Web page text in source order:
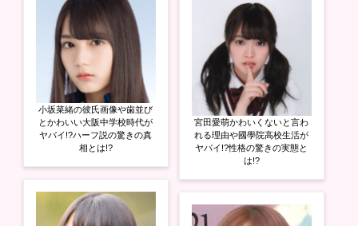
小坂菜緒の彼氏画像や歯並び
とかわいい大阪中学校時代が
ヤバイ!?ハーフ説の驚きの真
相とは!?
宮田愛萌かわいくないと言わ
れる理由や國學院高校生活が
ヤバイ!?性格の驚きの実態と
は!?